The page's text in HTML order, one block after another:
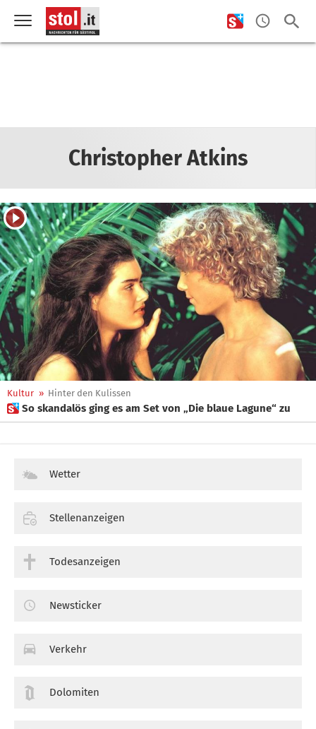
Christopher Atkins
Kultur » Hinter den Kulissen
 So skandalös ging es am Set von „Die blaue Lagune“ zu
Wetter
Stellenanzeigen
Todesanzeigen
Newsticker
Verkehr
Dolomiten